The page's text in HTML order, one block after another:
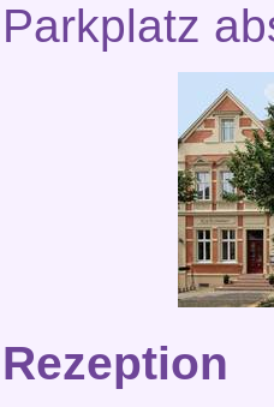
Parkplatz
Rezeption